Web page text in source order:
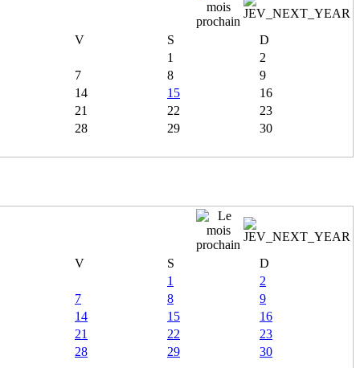
V S
D
1
2
7
8
9
14
15
16
21
22
23
28
29 30
V S
D
1
2
7
8
9
14
15
16
21
22
23
28
29 30